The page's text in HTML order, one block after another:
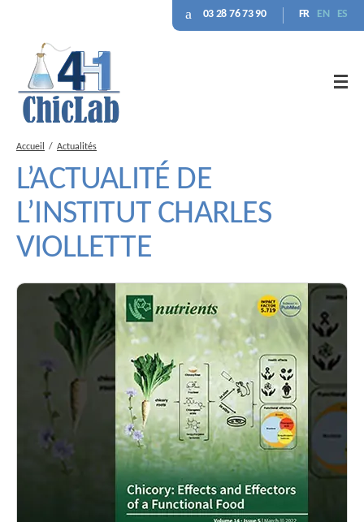
03 28 76 73 90 FR EN ES
Accueil Actualités
L’ACTUALITÉ DE
L’INSTITUT CHARLES
VIOLLETTE